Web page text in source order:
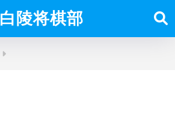
白陵将棋部